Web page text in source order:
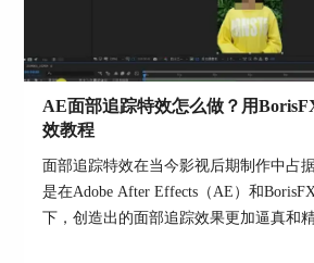
AE面部追踪特效怎么做？用
效教程
面部追踪特效在当今影视后期制作中占
是在Adobe After Effects（AE）和
下，创造出的面部追踪效果更加逼真和
绍在AE中制作面部追踪特效的步骤，提